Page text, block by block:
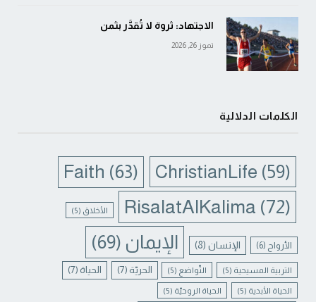
الاجتهاد: ثروة لا تُقدَّر بثمن
تموز 26, 2026
الكلمات الدلالية
ChristianLife (59)
Faith (63)
RisalatAlKalima (72) الأخلاق (5)
الأرواح (6) الإنسان(8) الإيمان (69)
التربية المسيحية (5) التّواضع (5) الحريّة (7) الحياة (7)
الحياة الأبدية (5) الحياة الروحيّة (5)